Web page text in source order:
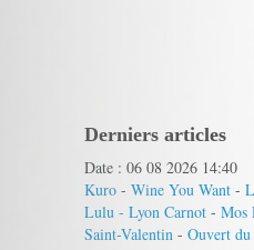
Derniers articles
Date : 06 08 2026 14:40
Kuro - Wine You Want -
Lulu - Lyon Carnot - Mos
Saint-Valentin - Ouvert